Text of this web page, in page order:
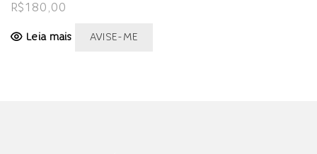
R$180,00
Leia mais AVISE-ME